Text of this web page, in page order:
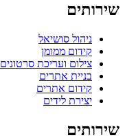
שירותים
ניהול סושיאל
קידום ממומן
צילום ועריכת סרטונים
בניית אתרים
קידום אתרים
יצירת לידים
שירותים